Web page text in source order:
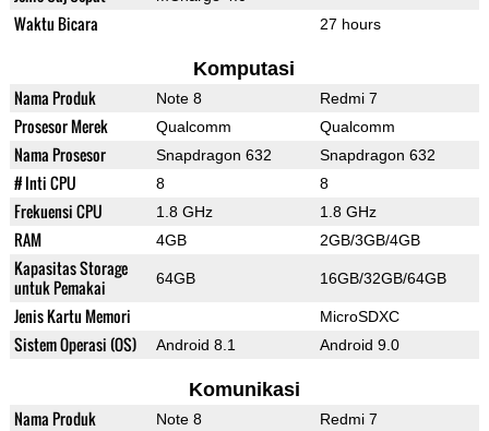
Waktu Bicara 27 hours
Komputasi
Nama Produk Note 8 Redmi 7
Prosesor Merek Qualcomm Qualcomm
Nama Prosesor Snapdragon 632 Snapdragon 632
# Inti CPU 8 8
Frekuensi CPU 1.8 GHz 1.8 GHz
RAM 4GB 2GB/3GB/4GB
Kapasitas Storage
untuk Pemakai
64GB 16GB/32GB/64GB
Jenis Kartu Memori MicroSDXC
Sistem Operasi (OS) Android 8.1 Android 9.0
Komunikasi
Nama Produk Note 8 Redmi 7